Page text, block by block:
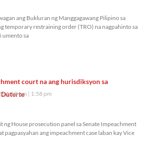
ang Bukluran ng Manggagawang Pilipino sa
temporary restraining order (TRO) na nagpahinto sa
umento sa
court na ang hurisdiksyon sa
Duterte
1:58 pm 1:58 pm
ng House prosecution panel sa Senate Impeachment
pagpasyahan ang impeachment case laban kay Vice